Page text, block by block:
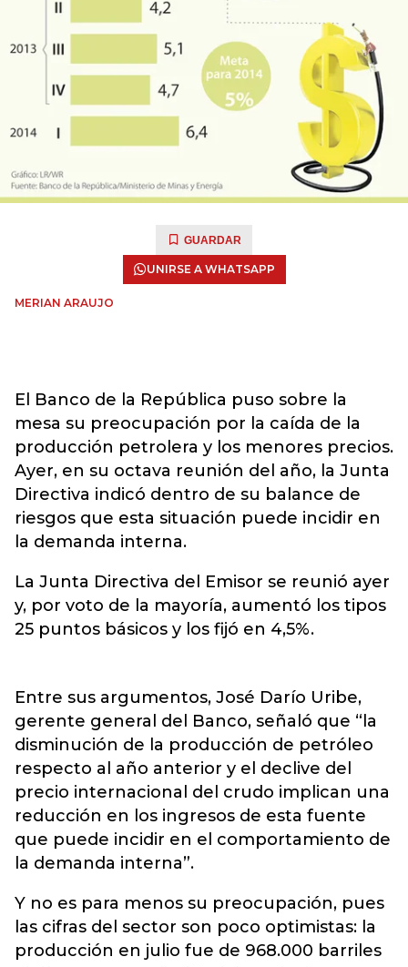
GUARDAR
UNIRSE A WHATSAPP
MERIAN ARAUJO
El Banco de la República puso sobre la
mesa su preocupación por la caída de la
producción petrolera y los menores precios.
Ayer, en su octava reunión del año, la Junta
Directiva indicó dentro de su balance de
riesgos que esta situación puede incidir en
la demanda interna.
La Junta Directiva del Emisor se reunió ayer
y, por voto de la mayoría, aumentó los tipos
25 puntos básicos y los fijó en 4,5%.
Entre sus argumentos, José Darío Uribe,
gerente general del Banco, señaló que “la
disminución de la producción de petróleo
respecto al año anterior y el declive del
precio internacional del crudo implican una
reducción en los ingresos de esta fuente
que puede incidir en el comportamiento de
la demanda interna”.
Y no es para menos su preocupación, pues
las cifras del sector son poco optimistas: la
producción en julio fue de 968.000 barriles